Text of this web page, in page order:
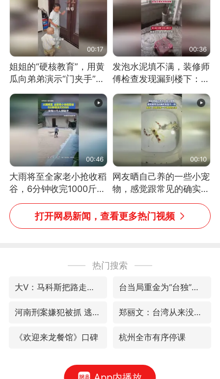
00:17
姐姐的“硬核教育”，用黄
瓜向弟弟演示“门夹手”，
网友：果然言传不如身
教！
00:36
发泡水泥填不满，装修师
傅检查发现漏到楼下：出
风口未延伸到外墙
00:46
大雨将至全家老小抢收稻
谷，6分钟收完1000斤，
没有一个人掉链子
00:10
网友晒自己养的一些小宠
物，感觉跟常见的确实有
些不一样
打开网易新闻，查看更多热门视频
热门搜索
大V：马科斯把路走绝了 台当局重金为“台独”织“皇帝新衣”
河南刑案嫌犯被抓 逃窜时伤害多人 郑丽文：台湾从来没有“独立”过
《欢迎来龙餐馆》口碑 杭州全市有序停课